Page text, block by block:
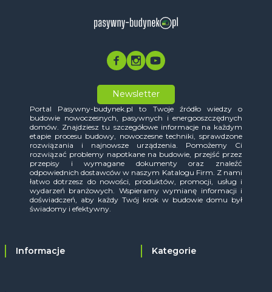
Newsletter
Portal Pasywny-budynek.pl to Twoje źródło wiedzy o
budowie nowoczesnych, pasywnych i energooszczędnych
domów. Znajdziesz tu szczegółowe informacje na każdym
etapie procesu budowy, nowoczesne techniki, sprawdzone
rozwiązania i najnowsze urządzenia. Pomożemy Ci
rozwiązać problemy napotkane na budowie, przejść przez
przepisy i wymagane dokumenty oraz znaleźć
odpowiednich dostawców w naszym Katalogu Firm. Z nami
łatwo dotrzesz do nowości, produktów, promocji, usług i
wydarzeń branżowych. Wspieramy wymianę informacji i
doświadczeń, aby każdy Twój krok w budowie domu był
świadomy i efektywny.
Informacje Kategorie